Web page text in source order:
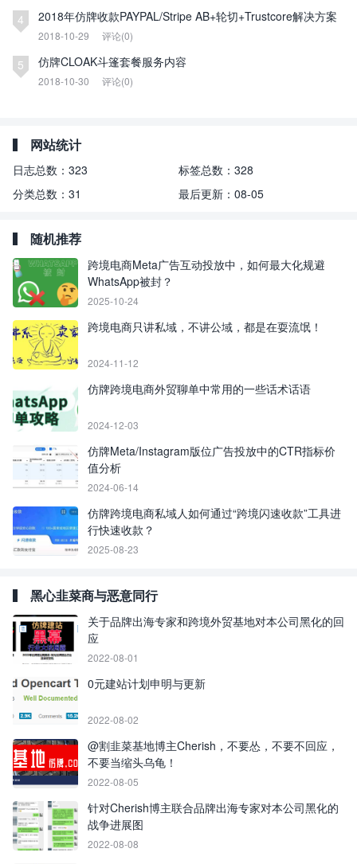
4 2018年仿牌收款PAYPAL/Stripe AB+轮切+Trustcore解决方案
2018-10-29 评论(0)
5 仿牌CLOAK斗篷套餐服务内容
2018-10-30 评论(0)
网站统计
日志总数： 323 标签总数： 328
分类总数： 31 最后更新： 08-05
随机推荐
跨境电商Meta广告互动投放中，如何最大化规避
WhatsApp被封？
2025-10-24
跨境电商只讲私域，不讲公域，都是在耍流氓！
2024-11-12
仿牌跨境电商外贸聊单中常用的一些话术话语
2024-12-03
仿牌Meta/Instagram版位广告投放中的CTR指标价
值分析
2024-06-14
仿牌跨境电商私域人如何通过“跨境闪速收款”工具进
行快速收款？
2025-08-23
黑心韭菜商与恶意同行
关于品牌出海专家和跨境外贸基地对本公司黑化的回
应
2022-08-01
0元建站计划申明与更新
2022-08-02
@割韭菜基地博主Cherish，不要怂，不要不回应，
不要当缩头乌龟！
2022-08-05
针对Cherish博主联合品牌出海专家对本公司黑化的
战争进展图
2022-08-08